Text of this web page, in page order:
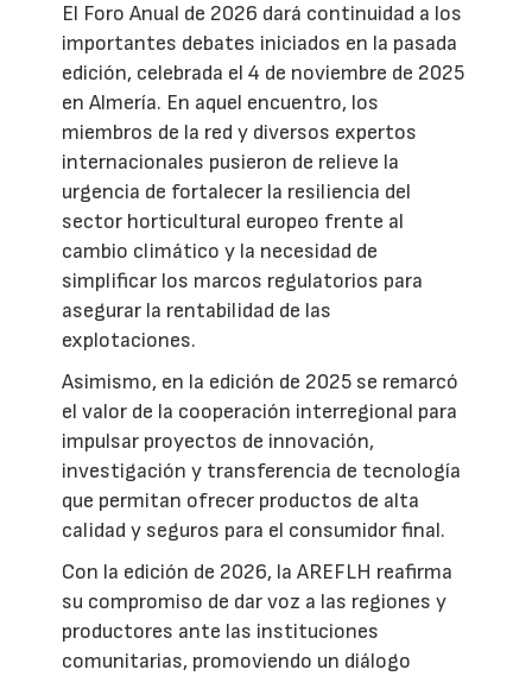
El Foro Anual de 2026 dará continuidad a los
importantes debates iniciados en la pasada
edición, celebrada el 4 de noviembre de 2025
en Almería. En aquel encuentro, los
miembros de la red y diversos expertos
internacionales pusieron de relieve la
urgencia de fortalecer la resiliencia del
sector horticultural europeo frente al
cambio climático y la necesidad de
simplificar los marcos regulatorios para
asegurar la rentabilidad de las
explotaciones.
Asimismo, en la edición de 2025 se remarcó
el valor de la cooperación interregional para
impulsar proyectos de innovación,
investigación y transferencia de tecnología
que permitan ofrecer productos de alta
calidad y seguros para el consumidor final.
Con la edición de 2026, la AREFLH reafirma
su compromiso de dar voz a las regiones y
productores ante las instituciones
comunitarias, promoviendo un diálogo